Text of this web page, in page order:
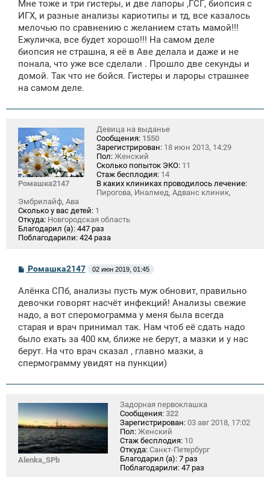
б
щ
н
и
Мне тоже и три гистеры, и две лапоры ,ГСГ, биопсия с
ИГХ, и разные анализы кариотипы и тд, все казалось
мелочью по сравнению с желанием стать мамой!!!
Ежуличка, все будет хорошо!!! На самом деле
биопсия не страшна, я её в Аве делала и даже и не
понала, что уже все сделали . Прошло две секунды и
домой. Так что не бойся. Гистеры и лароры страшнее
на самом деле.
Ромашка2147
Девица на выданье
Сообщения: 1550
Зарегистрирован: 18 июн 2013, 14:29
Пол: Женский
Сколько попыток ЭКО: 11
Стаж бесплодия: 14
В каких клиниках проводилось лечение:
Пирогова, Иналмед, Адванс клиник,
Эмбрилайф, Ава
Сколько у вас детей: 1
Откуда: Новгородская область
Благодарил (а): 447 раз
Поблагодарили: 424 раза
С
о
б
щ
н
и
Ромашка2147 02 июн 2019, 01:45
Алёнка СПб, анализы пусть муж обновит, правильно
девочки говорят насчёт инфекций! Анализы свежие
надо, а вот сперомограмма у меня была всегда
старая и врач принимал так. Нам чтоб её сдать надо
было ехать за 400 км, ближе не берут, а мазки и у нас
берут. На что врач сказал , главно мазки, а
спермограмму увидят на пункции)
Alenka_SPb
Задорная первоклашка
Сообщения: 322
Зарегистрирован: 03 авг 2018, 17:02
Пол: Женский
Стаж бесплодия: 10
Откуда: Санкт-Петербург
Благодарил (а): 7 раз
Поблагодарили: 47 раз